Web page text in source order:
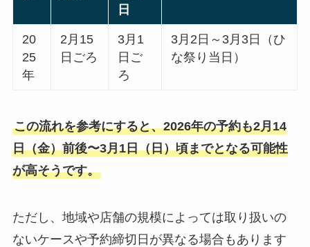
日
20
25
年
2月15
日ごろ
3月1
日ご
ろ
3月2日～3月3日（ひ
な祭り当日）
この流れを参考にすると、2026年の予約も2月14
日（金）前後〜3月1日（日）頃までとなる可能性
が高そうです。
ただし、地域や店舗の規模によっては取り扱いの
ないケースや予約締切日が異なる場合もあります